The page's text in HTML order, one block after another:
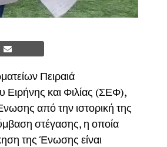
Πειραιά
Ειρήνης και Φιλίας (ΣΕΦ),
από την ιστορική της
στέγασης, η οποία
της Ένωσης είναι